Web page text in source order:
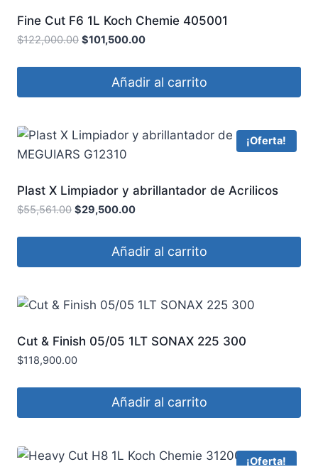
Fine Cut F6 1L Koch Chemie 405001
$122,000.00 $101,500.00
Añadir al carrito
¡Oferta!
Plast X Limpiador y abrillantador de Acrilicos
MEGUIARS G12310
$55,561.00 $29,500.00
Añadir al carrito
Cut & Finish 05/05 1LT SONAX 225 300
$118,900.00
Añadir al carrito
¡Oferta!